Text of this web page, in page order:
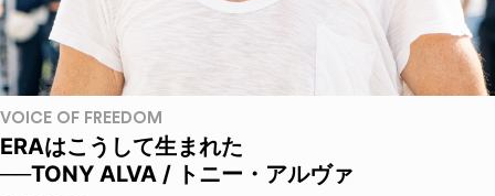
VOICE OF FREEDOM
ERAはこうして生まれた
──TONY ALVA / トニー・アルヴァ